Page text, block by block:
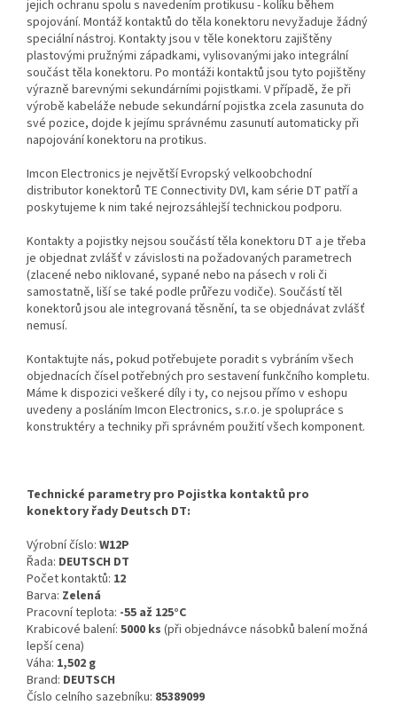
jejich ochranu spolu s navedením protikusu - kolíku během
spojování. Montáž kontaktů do těla konektoru nevyžaduje žádný
speciální nástroj. Kontakty jsou v těle konektoru zajištěny
plastovými pružnými západkami, vylisovanými jako integrální
součást těla konektoru. Po montáži kontaktů jsou tyto pojištěny
výrazně barevnými sekundárními pojistkami. V případě, že při
výrobě kabeláže nebude sekundární pojistka zcela zasunuta do
své pozice, dojde k jejímu správnému zasunutí automaticky při
napojování konektoru na protikus.
Imcon Electronics je největší Evropský velkoobchodní
distributor konektorů TE Connectivity DVI, kam série DT patří a
poskytujeme k nim také nejrozsáhlejší technickou podporu.
Kontakty a pojistky nejsou součástí těla konektoru DT a je třeba
je objednat zvlášť v závislosti na požadovaných parametrech
(zlacené nebo niklované, sypané nebo na pásech v roli či
samostatně, liší se také podle průřezu vodiče). Součástí těl
konektorů jsou ale integrovaná těsnění, ta se objednávat zvlášť
nemusí.
Kontaktujte nás, pokud potřebujete poradit s vybráním všech
objednacích čísel potřebných pro sestavení funkčního kompletu.
Máme k dispozici veškeré díly i ty, co nejsou přímo v eshopu
uvedeny a posláním Imcon Electronics, s.r.o. je spolupráce s
konstruktéry a techniky při správném použití všech komponent.
Technické parametry pro Pojistka kontaktů pro
konektory řady Deutsch DT:
Výrobní číslo: W12P
Řada: DEUTSCH DT
Počet kontaktů: 12
Barva: Zelená
Pracovní teplota: -55 až 125°C
Krabicové balení: 5000 ks (při objednávce násobků balení možná
lepší cena)
Váha: 1,502 g
Brand: DEUTSCH
Číslo celního sazebníku: 85389099